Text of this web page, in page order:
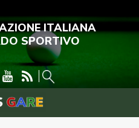
ITALIANA
SPORTIVO